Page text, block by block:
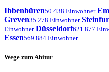
Ibbenbüren50.438 Einwohner
Greven35.278 Einwohner
Einwohner Düsseldorf621.877
Essen569.884 Einwohner
Wege zum Abitur